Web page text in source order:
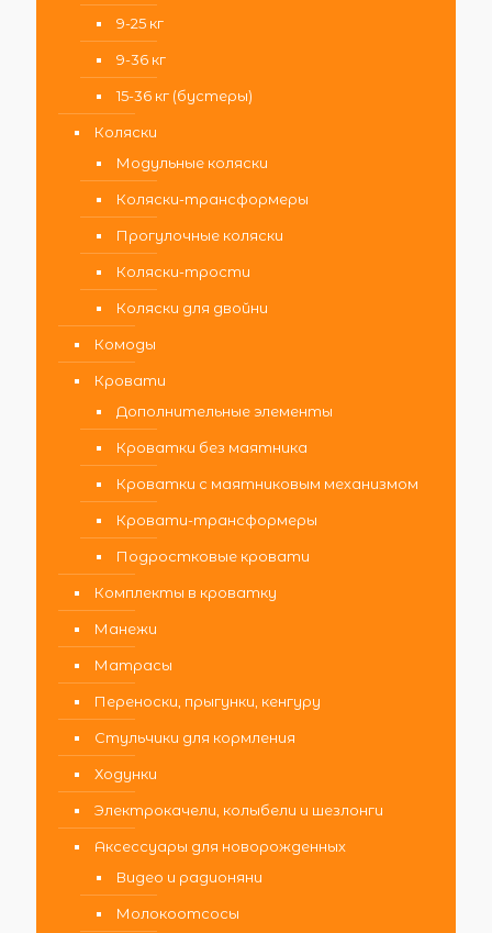
9-25 кг
9-36 кг
15-36 кг (бустеры)
Коляски
Модульные коляски
Коляски-трансформеры
Прогулочные коляски
Коляски-трости
Коляски для двойни
Комоды
Кровати
Дополнительные элементы
Кроватки без маятника
Кроватки с маятниковым механизмом
Кровати-трансформеры
Подростковые кровати
Комплекты в кроватку
Манежи
Матрасы
Переноски, прыгунки, кенгуру
Стульчики для кормления
Ходунки
Электрокачели, колыбели и шезлонги
Аксессуары для новорожденных
Видео и радионяни
Молокоотсосы